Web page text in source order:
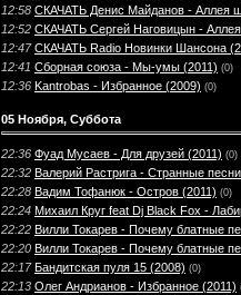
12:58 СКАЧАТЬ Денис Майданов - Аллея
12:52 СКАЧАТЬ Сергей Наговицын -
12:47 СКАЧАТЬ Radio Новинки Шансона
12:41 Сборная союза - Мы-умы (2011) (0)
12:36 Kantrobas - Избранное (2009) (0)
05 Ноября, Суббота
22:36 Фуад Мусаев - Для друзей (2011) (0)
22:32 Валерий Растрига - Странные
22:28 Вадим Тофанюк - Остров (2011) (0)
22:24 Михаил Круг feat Dj Black Fox -
22:22 Вилли Токарев - Почему блатные
22:20 Вилли Токарев - Почему блатные
22:17 Бандитская пуля 15 (2008) (0)
22:13 Олег Андрианов - Избранное (2011)